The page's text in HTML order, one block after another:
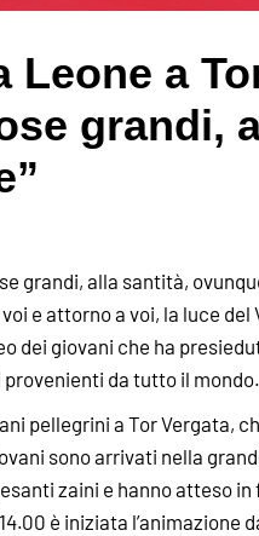
Leone a
grandi,
grandi, alla santità,
e attorno a voi, la luce del
dei giovani che ha
da tutto il mondo.
pellegrini a Tor Vergata,
sono arrivati nella
zaini e hanno atteso
è iniziata l’animazione